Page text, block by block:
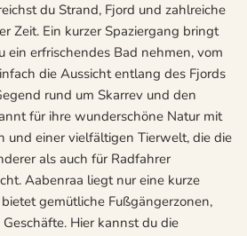
du Strand, Fjord und zahlreiche
Zeit. Ein kurzer Spaziergang bringt
ein erfrischendes Bad nehmen, vom
die Aussicht entlang des Fjords
rund um Skarrev und den
für ihre wunderschöne Natur mit
und einer vielfältigen Tierwelt, die die
als auch für Radfahrer
Aabenraa liegt nur eine kurze
gemütliche Fußgängerzonen,
Hier kannst du die